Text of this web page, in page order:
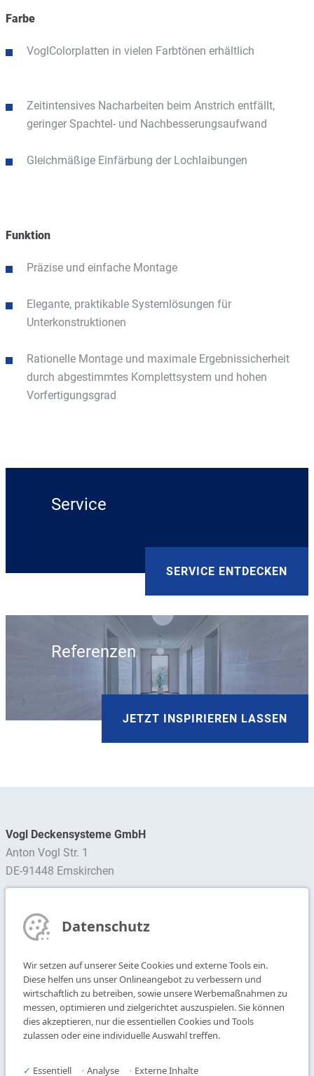
Farbe
VoglColorplatten in vielen Farbtönen erhältlich
Zeitintensives Nacharbeiten beim Anstrich entfällt,
geringer Spachtel- und Nachbesserungsaufwand
Gleichmäßige Einfärbung der Lochlaibungen
Funktion
Präzise und einfache Montage
Elegante, praktikable Systemlösungen für
Unterkonstruktionen
Rationelle Montage und maximale Ergebnissicherheit
durch abgestimmtes Komplettsystem und hohen
Vorfertigungsgrad
Service
SERVICE ENTDECKEN
Referenzen
JETZT INSPIRIEREN LASSEN
Vogl Deckensysteme GmbH
Anton Vogl Str. 1
DE-91448 Emskirchen
Newsletter abonnieren
+49 9104 825-0
+49 9104 825-250
info@vogl-deckensysteme.de
Datenschutz
Wir setzen auf unserer Seite Cookies und externe Tools ein.
Diese helfen uns unser Onlineangebot zu verbessern und
wirtschaftlich zu betreiben, sowie unsere Werbemaßnahmen zu
messen, optimieren und zielgerichtet auszuspielen. Sie können
dies akzeptieren, nur die essentiellen Cookies und Tools
zulassen oder eine individuelle Auswahl treffen.
✓ Essentiell • Analyse • Externe Inhalte